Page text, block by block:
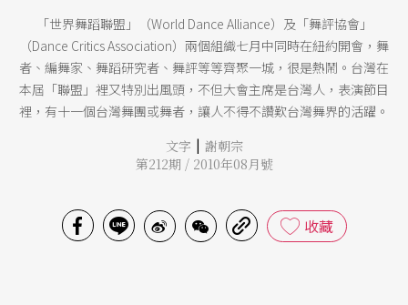
「世界舞蹈聯盟」（World Dance Alliance）及「舞評協會」
（Dance Critics Association）兩個組織七月中同時在紐約開會，舞
者、編舞家、舞蹈研究者、舞評等等齊聚一城，很是熱鬧。台灣在
本屆「聯盟」裡又特別出風頭，不但大會主席是台灣人，表演節目
裡，有十一個台灣舞團或舞者，讓人不得不讚歎台灣舞界的活躍。
文字 | 謝朝宗
第212期 / 2010年08月號
收藏